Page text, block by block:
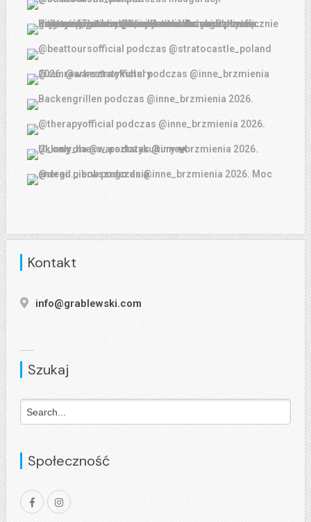
Kontakt
info@grablewski.com
Szukaj
Społeczność